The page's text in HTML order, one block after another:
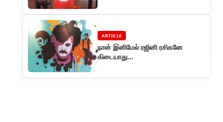
ARTICLE
நான் இனிமேல் ரஜினி ரசிகனே
கிடையாது...